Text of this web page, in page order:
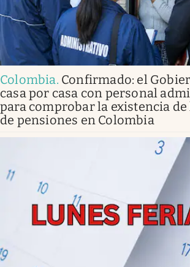
Colombia. Confirmado: el
casa por casa con personal
para comprobar la existencia
de pensiones en Colombia